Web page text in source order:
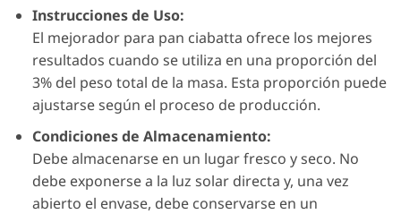
Instrucciones de Uso:
El mejorador para pan ciabatta ofrece los mejores
resultados cuando se utiliza en una proporción del
3% del peso total de la masa. Esta proporción puede
ajustarse según el proceso de producción.
Condiciones de Almacenamiento:
Debe almacenarse en un lugar fresco y seco. No
debe exponerse a la luz solar directa y, una vez
abierto el envase, debe conservarse en un